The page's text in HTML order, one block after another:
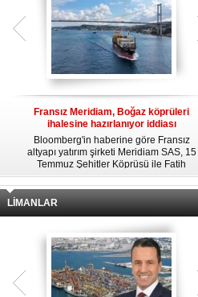
Fransız Meridiam, Boğaz köprüleri
ihalesine hazırlanıyor iddiası
Bloomberg'in haberine göre Fransız
altyapı yatırım şirketi Meridiam SAS, 15
Temmuz Şehitler Köprüsü ile Fatih
Sultan Mehmet Köprüsü'nün
özelleştirilmesine yönelik ihaleyle
LİMANLAR